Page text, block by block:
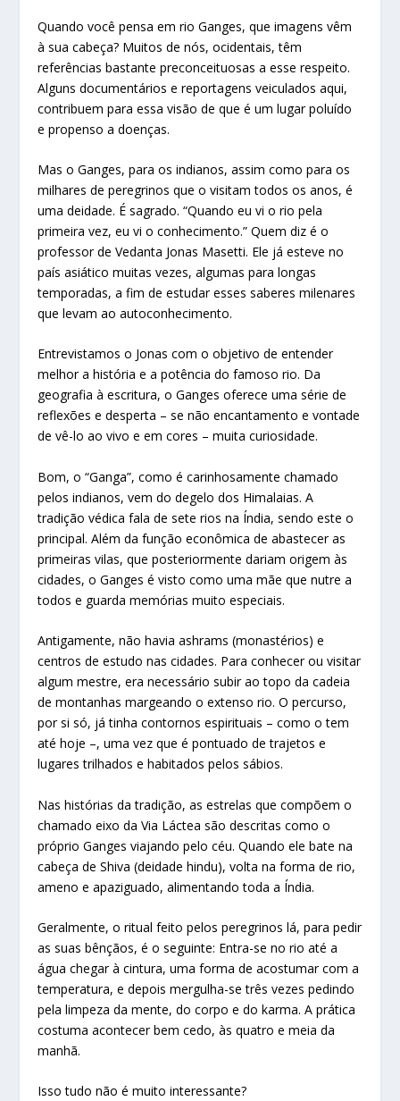
Quando você pensa em rio Ganges, que imagens vêm
à sua cabeça? Muitos de nós, ocidentais, têm
referências bastante preconceituosas a esse respeito.
Alguns documentários e reportagens veiculados aqui,
contribuem para essa visão de que é um lugar poluído
e propenso a doenças.
Mas o Ganges, para os indianos, assim como para os
milhares de peregrinos que o visitam todos os anos, é
uma deidade. É sagrado. “Quando eu vi o rio pela
primeira vez, eu vi o conhecimento.” Quem diz é o
professor de Vedanta Jonas Masetti. Ele já esteve no
país asiático muitas vezes, algumas para longas
temporadas, a fim de estudar esses saberes milenares
que levam ao autoconhecimento.
Entrevistamos o Jonas com o objetivo de entender
melhor a história e a potência do famoso rio. Da
geografia à escritura, o Ganges oferece uma série de
reflexões e desperta – se não encantamento e vontade
de vê-lo ao vivo e em cores – muita curiosidade.
Bom, o “Ganga”, como é carinhosamente chamado
pelos indianos, vem do degelo dos Himalaias. A
tradição védica fala de sete rios na Índia, sendo este o
principal. Além da função econômica de abastecer as
primeiras vilas, que posteriormente dariam origem às
cidades, o Ganges é visto como uma mãe que nutre a
todos e guarda memórias muito especiais.
Antigamente, não havia ashrams (monastérios) e
centros de estudo nas cidades. Para conhecer ou visitar
algum mestre, era necessário subir ao topo da cadeia
de montanhas margeando o extenso rio. O percurso,
por si só, já tinha contornos espirituais – como o tem
até hoje –, uma vez que é pontuado de trajetos e
lugares trilhados e habitados pelos sábios.
Nas histórias da tradição, as estrelas que compõem o
chamado eixo da Via Láctea são descritas como o
próprio Ganges viajando pelo céu. Quando ele bate na
cabeça de Shiva (deidade hindu), volta na forma de rio,
ameno e apaziguado, alimentando toda a Índia.
Geralmente, o ritual feito pelos peregrinos lá, para pedir
as suas bênçãos, é o seguinte: Entra-se no rio até a
água chegar à cintura, uma forma de acostumar com a
temperatura, e depois mergulha-se três vezes pedindo
pela limpeza da mente, do corpo e do karma. A prática
costuma acontecer bem cedo, às quatro e meia da
manhã.
Isso tudo não é muito interessante?